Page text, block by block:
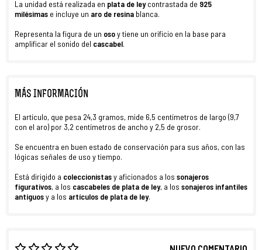
La unidad está realizada en plata de leycontrastada de 925
milésimas e incluye un aro de resina blanca.
Representa la figura de un osoy tiene un orificio en la base para
amplificar el sonido del cascabel.
MÁS INFORMACIÓN
El artículo, que pesa 24,3 gramos, mide 6,5 centímetros de largo (9,7
con el aro) por 3,2 centímetros de ancho y 2,5 de grosor.
Se encuentra en buen estado de conservación para sus años, con las
lógicas señales de uso y tiempo.
Está dirigido a coleccionistasy aficionados a los sonajeros
figurativos, a los cascabeles de plata de ley, a los sonajeros infantiles
antiguosy a los artículos de plata de ley.